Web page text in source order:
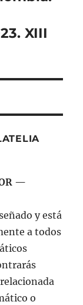
XIII
—
y está
a todos
o